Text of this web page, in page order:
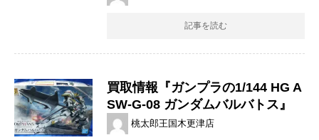
記事を読む
買取情報『ガンプラの1/144 ​HG ​A
SW-G-08 ​ガンダムバルバトス』
桃太郎王国木更津店